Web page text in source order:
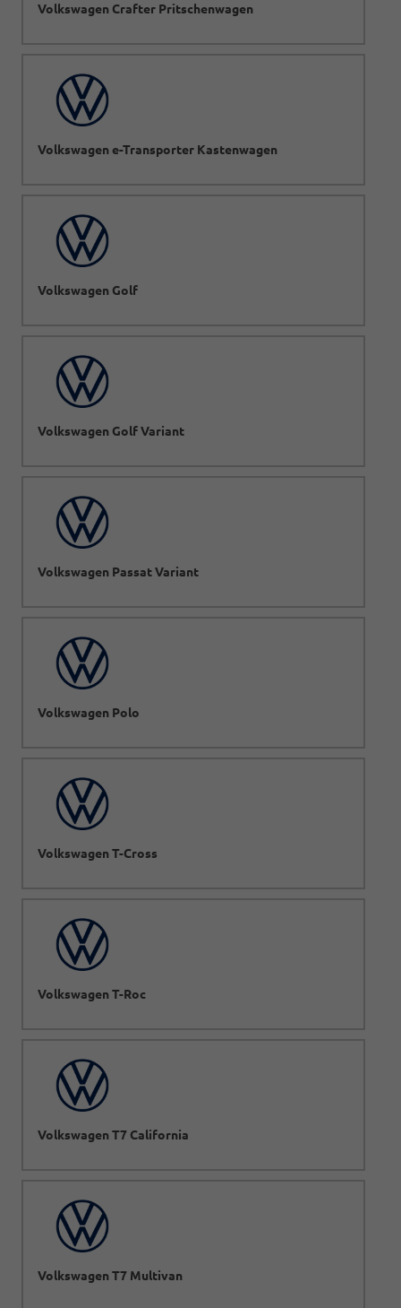
Volkswagen Crafter Pritschenwagen
Volkswagen e-Transporter Kastenwagen
Volkswagen Golf
Volkswagen Golf Variant
Volkswagen Passat Variant
Volkswagen Polo
Volkswagen T-Cross
Volkswagen T-Roc
Volkswagen T7 California
Volkswagen T7 Multivan